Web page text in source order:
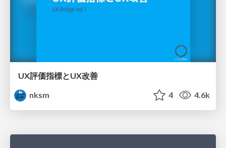
UX評価指標とUX改善
nksm
4 4.6k